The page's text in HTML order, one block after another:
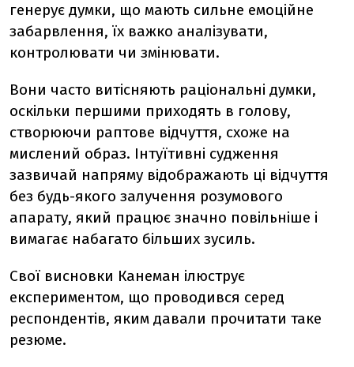
генерує думки, що мають сильне емоційне
забарвлення, їх важко аналізувати,
контролювати чи змінювати.
Вони часто витісняють раціональні думки,
оскільки першими приходять в голову,
створюючи раптове відчуття, схоже на
мислений образ. Інтуїтивні судження
зазвичай напряму відображають ці відчуття
без будь-якого залучення розумового
апарату, який працює значно повільніше і
вимагає набагато більших зусиль.
Свої висновки Канеман ілюструє
експериментом, що проводився серед
респондентів, яким давали прочитати таке
резюме.